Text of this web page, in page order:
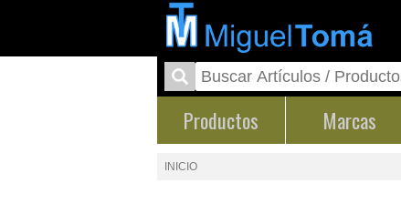
Productos Marcas
INICIO